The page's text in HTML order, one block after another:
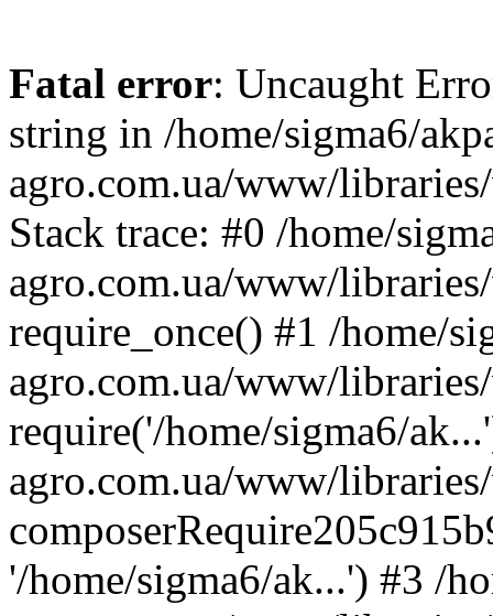
Fatal error: Uncaught
string in /home/sigma6/
agro.com.ua/www/
Stack trace: #0 /home/
agro.com.ua/www/
require_once() #1 /home/
agro.com.ua/www/
require('/home/sigma6/
agro.com.ua/www/
'/home/sigma6/ak...') #3 /